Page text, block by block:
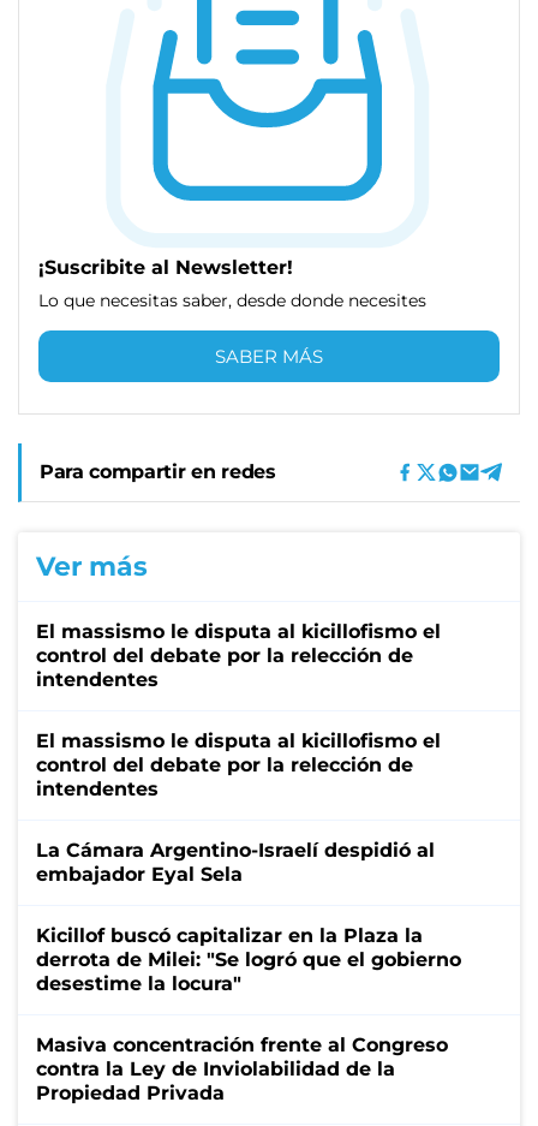
¡Suscribite al Newsletter!
Lo que necesitas saber, desde donde necesites
SABER MÁS
Para compartir en redes
Ver más
El massismo le disputa al kicillofismo el
control del debate por la relección de
intendentes
El massismo le disputa al kicillofismo el
control del debate por la relección de
intendentes
La Cámara Argentino-Israelí despidió al
embajador Eyal Sela
Kicillof buscó capitalizar en la Plaza la
derrota de Milei: "Se logró que el gobierno
desestime la locura"
Masiva concentración frente al Congreso
contra la Ley de Inviolabilidad de la
Propiedad Privada